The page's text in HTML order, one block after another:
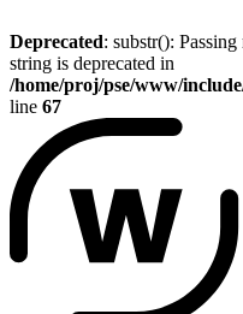
Deprecated: substr():
string is deprecated in
/home/proj/pse/www/
line 67